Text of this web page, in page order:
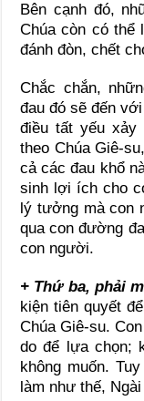
Bên cạnh đó,
Chúa còn có thể
đánh đòn, chết
Chắc chắn,
đau đó sẽ đến
điều tất yếu
theo Chúa Giê-
cả các đau khổ
sinh lợi ích cho
lý tưởng mà con
qua con đường
con người.
+ Thứ ba, phải
kiện tiên quyết
Chúa Giê-su.
do để lựa chọn;
không muốn.
làm như thế,